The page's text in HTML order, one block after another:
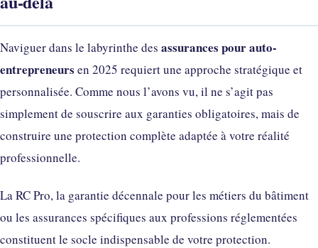
Naviguer dans le labyrinthe des assurances pour auto-
entrepreneurs en 2025 requiert une approche stratégique et
personnalisée. Comme nous l’avons vu, il ne s’agit pas
simplement de souscrire aux garanties obligatoires, mais de
construire une protection complète adaptée à votre réalité
professionnelle.
La RC Pro, la garantie décennale pour les métiers du bâtiment
ou les assurances spécifiques aux professions réglementées
constituent le socle indispensable de votre protection.